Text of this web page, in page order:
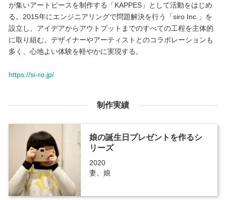
が集いアートピースを制作する「KAPPES」として活動をはじめ
る。2015年にエンジニアリングで問題解決を行う「siro Inc.」を
設立し、アイデアからアウトプットまでのすべての工程を主体的
に取り組む。デザイナーやアーティストとのコラボレーションも
多く、心地よい体験を軽やかに実現する。
https://si-ro.jp/
制作実績
娘の誕生日プレゼントを作るシ
リーズ
2020
妻、娘